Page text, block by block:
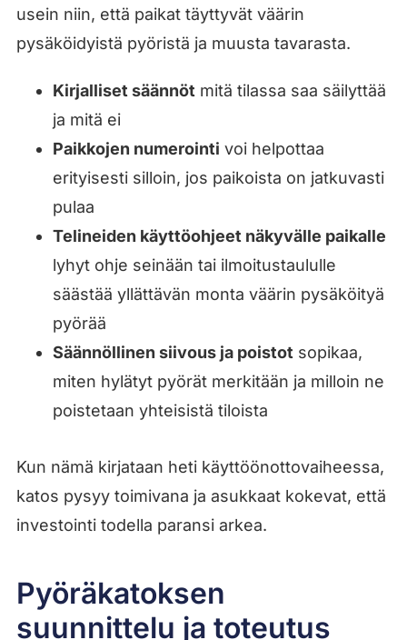
usein niin, että paikat täyttyvät väärin
pysäköidyistä pyöristä ja muusta tavarasta.
Kirjalliset säännöt mitä tilassa saa säilyttää
ja mitä ei
Paikkojen numerointi voi helpottaa
erityisesti silloin, jos paikoista on jatkuvasti
pulaa
Telineiden käyttöohjeet näkyvälle paikalle
lyhyt ohje seinään tai ilmoitustaululle
säästää yllättävän monta väärin pysäköityä
pyörää
Säännöllinen siivous ja poistot sopikaa,
miten hylätyt pyörät merkitään ja milloin ne
poistetaan yhteisistä tiloista
Kun nämä kirjataan heti käyttöönottovaiheessa,
katos pysyy toimivana ja asukkaat kokevat, että
investointi todella paransi arkea.
Pyöräkatoksen
suunnittelu ja toteutus